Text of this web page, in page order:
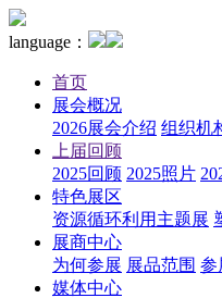
language：
首页
展会概况
2026展会介绍 组织机
上届回顾
2025回顾 2025照片
特色展区
资源循环利用主题展
展商中心
为何参展 展品范围 参
媒体中心